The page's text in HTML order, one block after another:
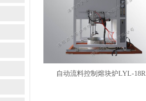
自动流料控制熔块炉LYL-18R